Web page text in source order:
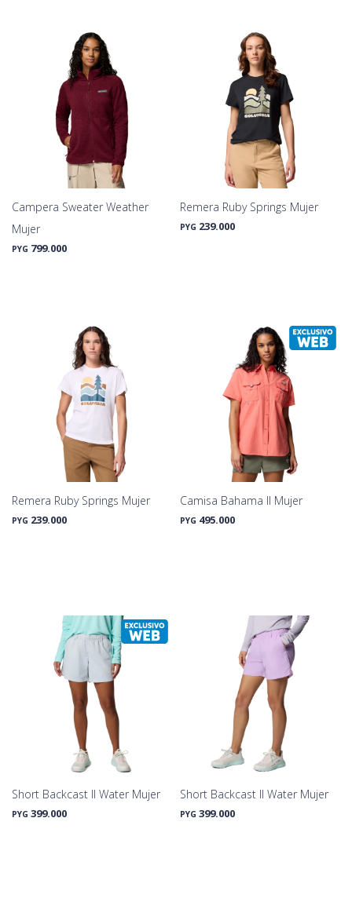
Campera Sweater Weather
Mujer
PYG 799.000
Remera Ruby Springs Mujer
PYG 239.000
Remera Ruby Springs Mujer
PYG 239.000
Camisa Bahama II Mujer
PYG 495.000
Short Backcast II Water Mujer
PYG 399.000
Short Backcast II Water Mujer
PYG 399.000